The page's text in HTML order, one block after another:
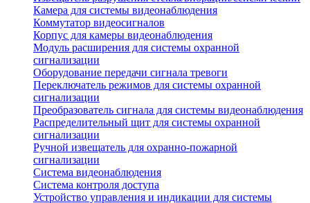
Камера для системы видеонаблюдения
Коммутатор видеосигналов
Корпус для камеры видеонаблюдения
Модуль расширения для системы охранной
сигнализации
Оборудование передачи сигнала тревоги
Переключатель режимов для системы охранной
сигнализации
Преобразователь сигнала для системы видеонаблюдения
Распределительный щит для системы охранной
сигнализации
Ручной извещатель для охранно-пожарной
сигнализации
Система видеонаблюдения
Система контроля доступа
Устройство управления и индикации для системы